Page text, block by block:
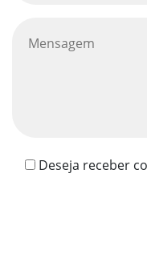
Deseja receber